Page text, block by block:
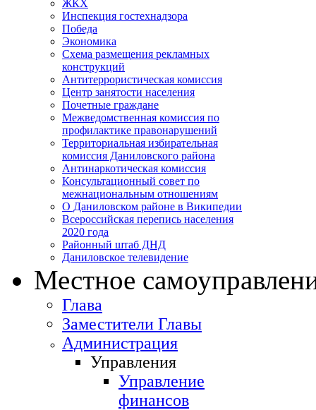
ЖКХ
Инспекция гостехнадзора
Победа
Экономика
Схема размещения рекламных
конструкций
Антитеррористическая комиссия
Центр занятости населения
Почетные граждане
Межведомственная комиссия по
профилактике правонарушений
Территориальная избирательная
комиссия Даниловского района
Антинаркотическая комиссия
Консультационный совет по
межнациональным отношениям
О Даниловском районе в Википедии
Всероссийская перепись населения
2020 года
Районный штаб ДНД
Даниловское телевидение
Местное
Глава
Заместители Главы
Администрация
Управления
Управление
финансов